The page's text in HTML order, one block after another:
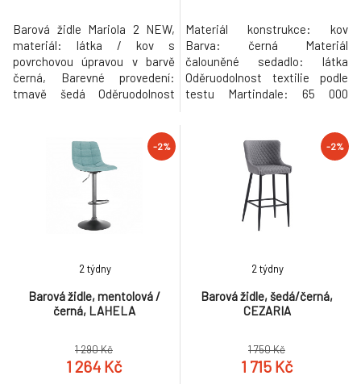
Barová židle Mariola 2 NEW,
materiál: látka / kov s
povrchovou úpravou v barvě
černá, Barevné provedení:
tmavě šedá Oděruodolnost
kov Barva: tmavě šedá / černá
Rozměry (ŠxHxV): 49x51x101
cm Výška sedu: 75 cm Hloubka
sedu: 36 cm Nosnost: 90 kg
Dodávané v demontu
Hmotnost: 6.
Materiál konstrukce: kov
Barva: černá Materiál
čalouněné sedadlo: látka
Oděruodolnost textilie podle
testu Martindale: 65 000
Výška sedu: 62-83 cm Hloubka
sedu: 35 cm Šířka sedu: 44 cm
Nosnost: 100 kg Výškově
nastavitelné sedadlo
Nastavení pomocí páčky
otočné sedadlo Obruč jako
-2%
Barová židle, mentolová /
černá, LAHELA
2 týdny
1 290 Kč
1 264 Kč
-2%
Barová židle, šedá/černá,
CEZARIA
2 týdny
1 750 Kč
1 715 Kč